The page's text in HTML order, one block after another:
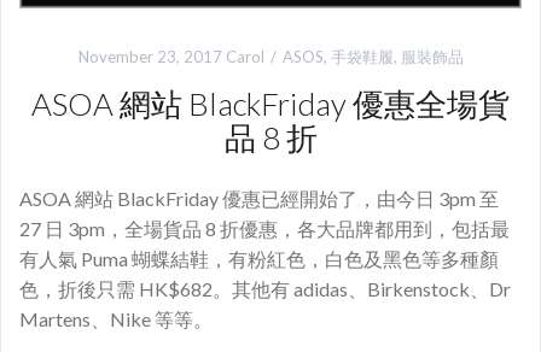
November 23, 2017 Carol ASOS, 手袋鞋履, 服裝飾品
ASOA 網站 BlackFriday 優惠全場貨
品 8 折
ASOA 網站 BlackFriday 優惠已經開始了，由今日 3pm 至
27 日 3pm，全場貨品 8 折優惠，各大品牌都用到，包括最
有人氣 Puma 蝴蝶結鞋，有粉紅色，白色及黑色等多種顏
色，折後只需 HK$682。其他有 adidas、Birkenstock、Dr
Martens、Nike 等等。